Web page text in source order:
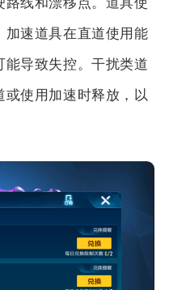
加速道具在直道使用能
导致失控。干扰类道
使用加速时释放，以